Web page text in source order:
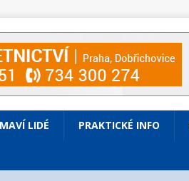
LIDÉ PRAKTICKÉ INFO